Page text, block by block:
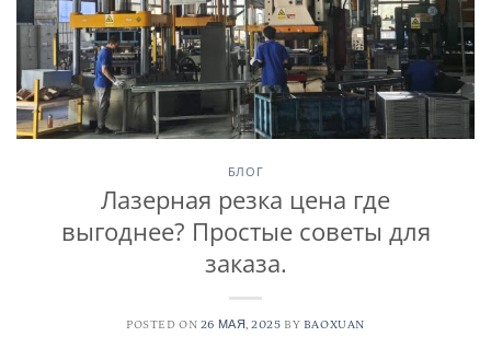
БЛОГ
Лазерная резка цена где
выгоднее? Простые советы для
заказа.
POSTED ON 26 МАЯ, 2025 BY BAOXUAN